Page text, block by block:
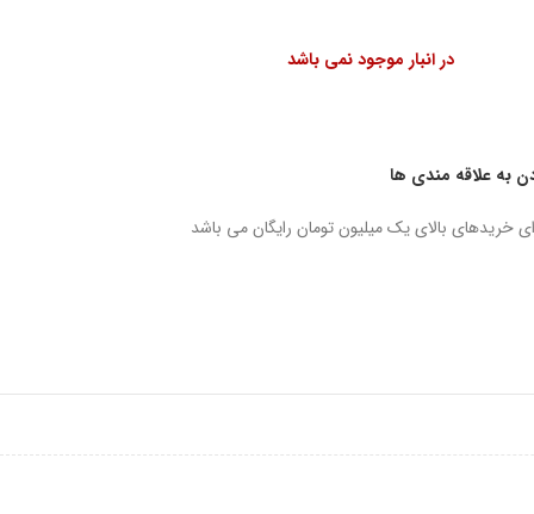
در انبار موجود نمی باشد
به علاقه مندی ها
خریدهای بالای یک میلیون تومان رایگان می باشد